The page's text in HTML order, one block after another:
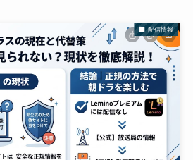
配信情報